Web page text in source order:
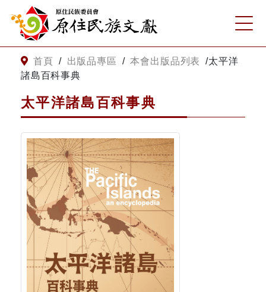
跳到主要內容
網站導覽
客服諮詢
關於我們
關於原住民族文獻會
原住民族文獻會設置要點
最新消息
網站訊息 出版品專區
首頁 / 出版品專區 / 本會出版品列表 /太平洋
諸島百科事典
太平洋諸島百科事典